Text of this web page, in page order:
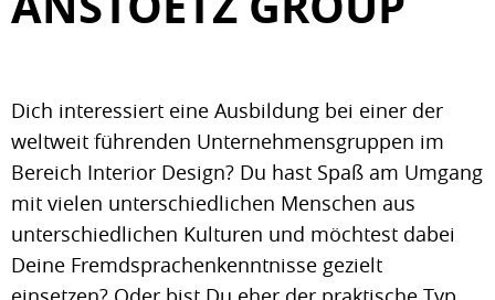
Dich interessiert eine Ausbildung bei einer der
weltweit führenden Unternehmensgruppen im
Bereich Interior Design? Du hast Spaß am Umgang
mit vielen unterschiedlichen Menschen aus
unterschiedlichen Kulturen und möchtest dabei
Deine Fremdsprachenkenntnisse gezielt